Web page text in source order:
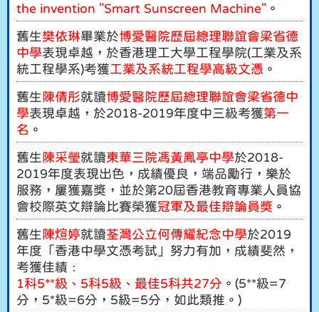
the invention "Smart Sunscreen Machine" 。
舊生樊依琳畢業於博愛醫院歷屆總理聯誼會梁省德
中學表現卓越，於香港理工大學工程學院(工業及系
統工程學系)考獲工業及系統工程學高級文憑 。
舊生 陳倩彤就讀博愛醫院歷屆總理聯誼會梁省德中
學表現卓越，於2018-2019年度中三級考獲第一
名 。
舊生 陳采瑩就讀東華三院馮黃鳳亭中學於2018-
2019年度表現出色，成績優良，端品勵行，樂於
服務，屢獲嘉獎，並於第20屆香港教育專業人員協
會校際英文辯論比賽榮獲冠軍及最佳辯論員獎 。
舊生 陳煊婷就讀荃灣公立何傳耀紀念中學於2019
年度「香港中學文憑考試」努力有加，成績斐然，
考獲佳績﹕
1科5**級、5科5級、最佳5科共27分 。(5**級=7
分，5*級=6分，5級=5分，如此類推。)